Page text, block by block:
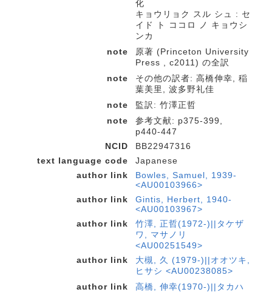
化
キョウリョク スル シュ : セ
イド ト ココロ ノ キョウシ
ンカ
note
原著 (Princeton University
Press , c2011) の全訳
note
その他の訳者: 高橋伸幸, 稲
葉美里, 波多野礼佳
note
監訳: 竹澤正哲
note
参考文献: p375-399,
p440-447
NCID
BB22947316
text language code
Japanese
author link
Bowles, Samuel, 1939-
<AU00103966>
author link
Gintis, Herbert, 1940-
<AU00103967>
author link
竹澤, 正哲(1972-)||タケザ
ワ, マサノリ
<AU00251549>
author link
大槻, 久 (1979-)||オオツキ,
ヒサシ <AU00238085>
author link
高橋, 伸幸(1970-)||タカハ